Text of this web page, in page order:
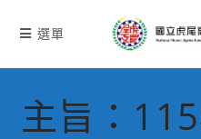
選單
主旨：